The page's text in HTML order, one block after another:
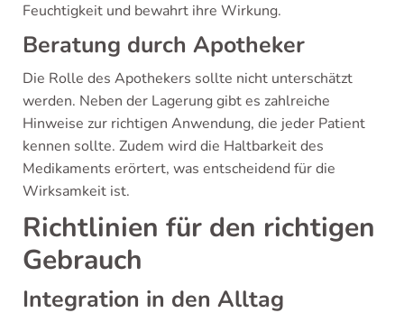
Feuchtigkeit und bewahrt ihre Wirkung.
Beratung durch Apotheker
Die Rolle des Apothekers sollte nicht unterschätzt
werden. Neben der Lagerung gibt es zahlreiche
Hinweise zur richtigen Anwendung, die jeder Patient
kennen sollte. Zudem wird die Haltbarkeit des
Medikaments erörtert, was entscheidend für die
Wirksamkeit ist.
Richtlinien für den richtigen
Gebrauch
Integration in den Alltag